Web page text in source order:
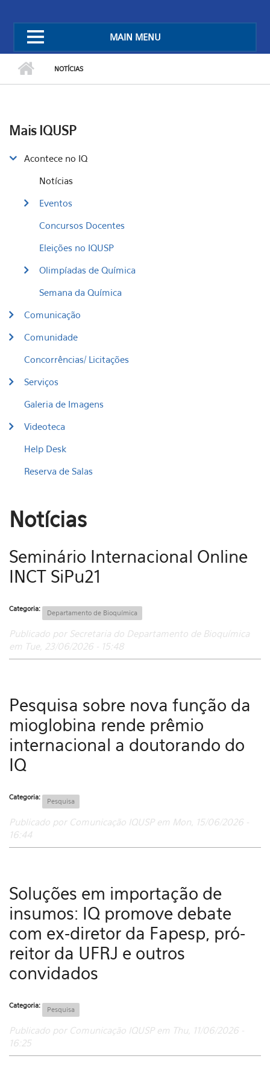
MAIN MENU
NOTÍCIAS
Mais IQUSP
Acontece no IQ
Notícias
Eventos
Concursos Docentes
Eleições no IQUSP
Olimpíadas de Química
Semana da Química
Comunicação
Comunidade
Concorrências/ Licitações
Serviços
Galeria de Imagens
Videoteca
Help Desk
Reserva de Salas
Notícias
Seminário Internacional Online
INCT SiPu21
Categoria: Departamento de Bioquímica
Publicado por Secretaria do Departamento de Bioquímica
em Tue, 23/06/2026 - 15:48
Pesquisa sobre nova função da
mioglobina rende prêmio
internacional a doutorando do
IQ
Categoria: Pesquisa
Publicado por Comunicação IQUSP em Mon, 15/06/2026 -
16:44
Soluções em importação de
insumos: IQ promove debate
com ex-diretor da Fapesp, pró-
reitor da UFRJ e outros
convidados
Categoria: Pesquisa
Publicado por Comunicação IQUSP em Thu, 11/06/2026 -
16:25